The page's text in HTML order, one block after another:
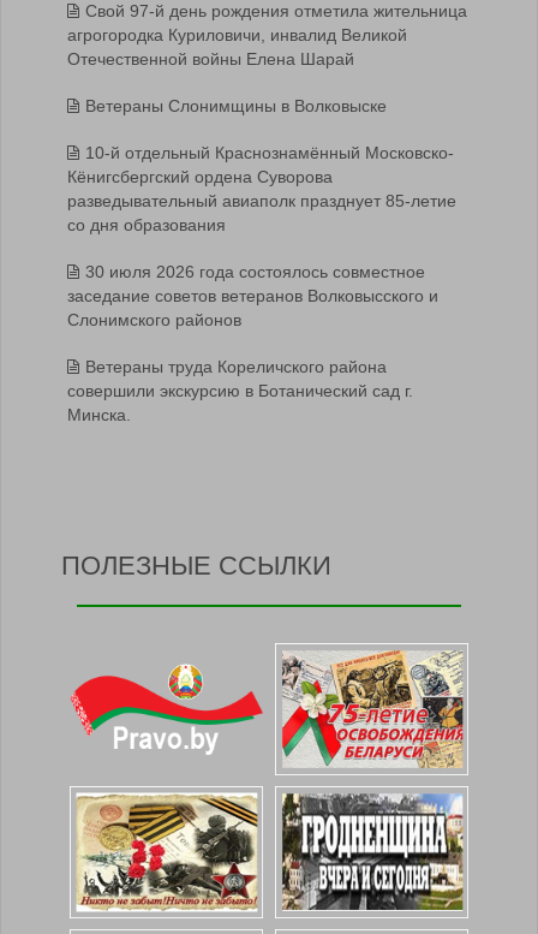
Свой 97-й день рождения отметила жительница
агрогородка Куриловичи, инвалид Великой
Отечественной войны Елена Шарай
Ветераны Слонимщины в Волковыске
10-й отдельный Краснознамённый Московско-
Кёнигсбергский ордена Суворова
разведывательный авиаполк празднует 85-летие
со дня образования
30 июля 2026 года состоялось совместное
заседание советов ветеранов Волковысского и
Слонимского районов
Ветераны труда Кореличского района
совершили экскурсию в Ботанический сад г.
Минска.
ПОЛЕЗНЫЕ ССЫЛКИ